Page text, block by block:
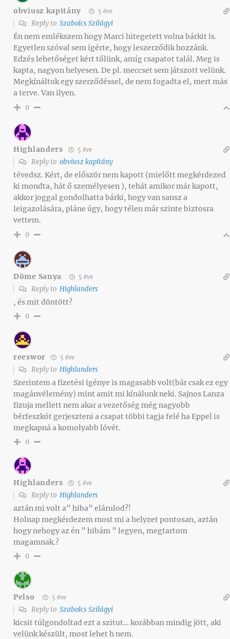
obviusz kapitány 5 éve
Reply to Szabolcs Szilágyi
Én nem emlékszem hogy Marci hitegetett volna bárkit is.
Egyetlen szóval sem ígérte, hogy leszerződik hozzánk.
Edzés lehetőséget kért tőlünk, amíg csapatot talál. Meg is
kapta, nagyon helyesen. De pl. meccset sem játszott velünk.
Megkínáltuk egy szerződéssel, de nem fogadta el, mert más
a terve. Van ilyen.
0
Highlanders 5 éve
Reply to obviusz kapitány
tévedsz. Kért, de először nem kapott (mielőtt megkérdezed
ki mondta, hát ő személyesen ), tehát amikor már kapott,
akkor joggal gondolhatta bárki, hogy van sansz a
leigazolására, pláne úgy, hogy télen már szinte biztosra
vettem.
0
Döme Sanya 5 éve
Reply to Highlanders
, és mit döntött?
0
reeswor 5 éve
Reply to Highlanders
Szerintem a fizetési igénye is magasabb volt(bár csak ez egy
magánvélemény) mint amit mi kínálunk neki. Sajnos Lanza
fizuja mellett nem akar a vezetőség még nagyobb
bérfeszkót gerjeszteni a csapat többi tagja felé ha Eppel is
megkapná a komolyabb lóvét.
0
Highlanders 5 éve
Reply to Highlanders
aztán mi volt a” hiba” elárulod?!
Holnap megkérdezem most mi a helyzet pontosan, aztán
hogy nehogy az én ” hibám ” legyen, megtartom
magamnak.?
0
Pelso 5 éve
Reply to Szabolcs Szilágyi
kicsit túlgondoltad ezt a szitut… korábban mindig jött, aki
velünk készült, most lehet h nem.